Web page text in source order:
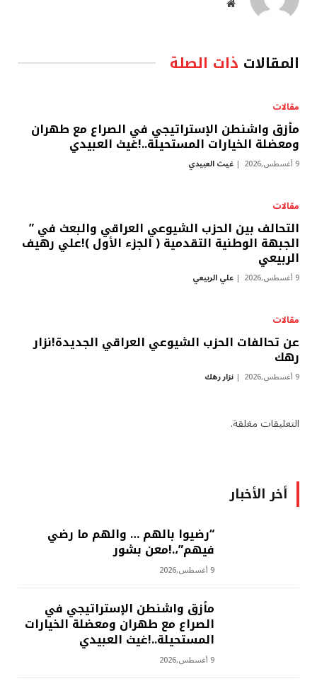
موقع
المقالات ذات الصلة
مقالات
مأزق واشنطن الإستراتيجي في الصراع مع طهران
ومعضلة الخيارات المستحيلة..!غيث العبيدي
9 أغسطس,2026 غيث العبيدي
مقالات
التحالف بين الحزب الشيوعي العراقي والبعث في ”
الجبهة الوطنية التقدمية ( الجزء الأول )!علي رهيف
الربيعي
9 أغسطس,2026 علي الربيعي
مقالات
عن تحالفات الحزب الشيوعي العراقي الجديدة!نزار
رهك
9 أغسطس,2026 نزار رهك
التعليقات مغلقة.
أخر الأخبار
“رضيوا بالهم … والهم ما رضي
فيهم”،.!معن بشور
9 أغسطس,2026
مأزق واشنطن الإستراتيجي في
الصراع مع طهران ومعضلة الخيارات
المستحيلة..!غيث العبيدي
9 أغسطس,2026